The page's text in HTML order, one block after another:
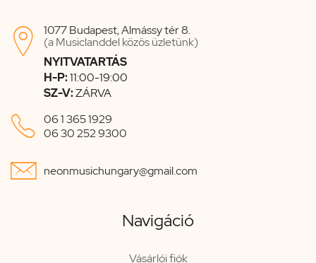

1077 Budapest, Almássy tér 8.
(a Musiclanddel közös üzletünk)
NYITVATARTÁS
H-P:11:00-19:00
SZ-V:ZÁRVA
 06 1 365 1929
06 30 252 9300
 neonmusichungary@gmail.com
Navigáció
Vásárlói fiók